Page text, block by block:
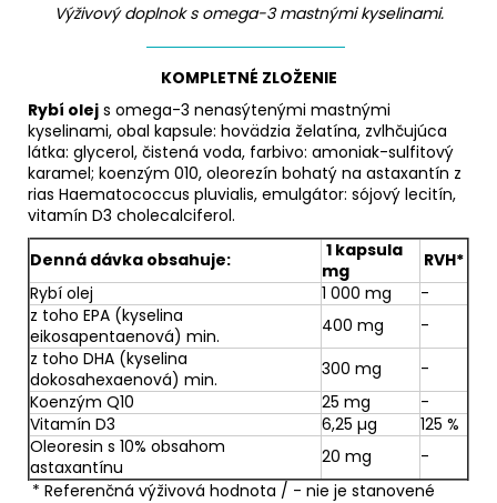
Výživový doplnok s omega-3 mastnými kyselinami.
KOMPLETNÉ ZLOŽENIE
Rybí olej s omega-3 nenasýtenými mastnými
kyselinami, obal kapsule: hovädzia želatína, zvlhčujúca
látka: glycerol, čistená voda, farbivo: amoniak-sulfitový
karamel; koenzým 010, oleorezín bohatý na astaxantín z
rias Haematococcus pluvialis, emulgátor: sójový lecitín,
vitamín D3 cholecalciferol.
Denná dávka obsahuje:
1 kapsula
mg
RVH*
Rybí olej
1 000 mg
-
z toho EPA (kyselina
eikosapentaenová) min.
400 mg
-
z toho DHA (kyselina
dokosahexaenová) min.
300 mg
-
Koenzým Q10
25 mg
-
Vitamín D3
6,25 µg
125 %
Oleoresin s 10% obsahom
astaxantínu
20 mg
-
* Referenčná výživová hodnota / - nie je stanovené